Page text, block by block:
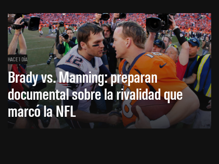
HACE 1 DÍA
Brady vs. Manning: preparan
documental sobre la rivalidad que
marcó la NFL